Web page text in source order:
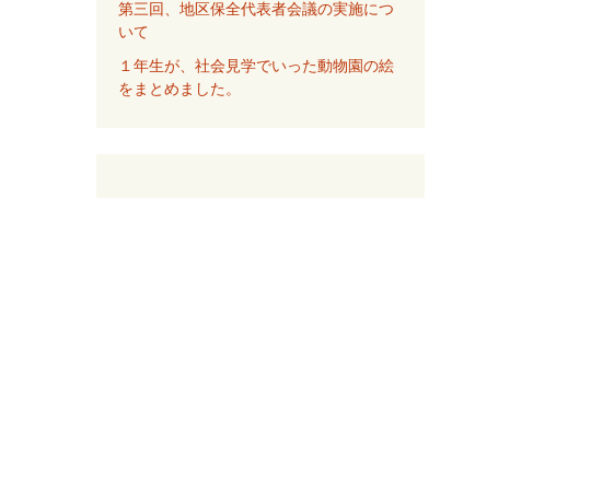
第三回、地区保全代表者会議の実施につ
いて
１年生が、社会見学でいった動物園の絵
をまとめました。